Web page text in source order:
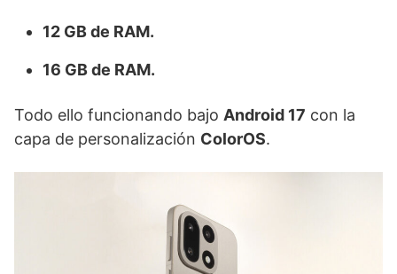
12 GB de RAM.
16 GB de RAM.
Todo ello funcionando bajo Android 17 con la
capa de personalización ColorOS.